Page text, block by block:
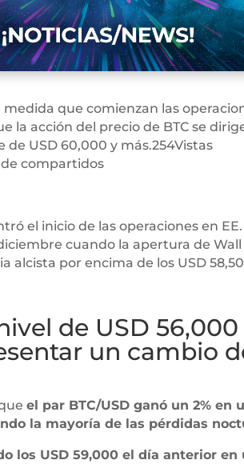
que comienzan las
la acción del precio de BTC se
USD 60,000 y más.254Vistas
compartidos
el inicio de las operaciones en
cuando la apertura de Wall
alcista por encima de los USD
de USD 56,000
un cambio
el par BTC/USD ganó un 2% en
la mayoría de las pérdidas
los USD 59,000 el día anterior en